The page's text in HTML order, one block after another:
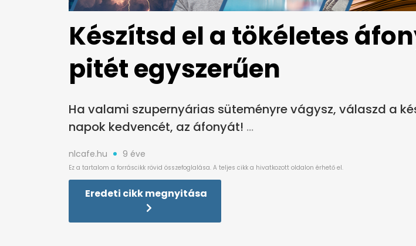
Készítsd el a tökéletes
pitét egyszerűen
Ha valami szupernyárias süteményre vágysz, válaszd a
napok kedvencét, az áfonyát!
nlcafe.hu 9 éve
Eredeti cikk megnyitása